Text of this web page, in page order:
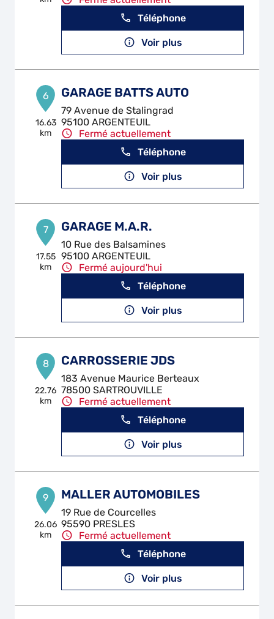
Téléphone
Voir plus
6
16.63
km
GARAGE BATTS AUTO
79 Avenue de Stalingrad
95100 ARGENTEUIL
Fermé actuellement
Téléphone
Voir plus
7
17.55
km
GARAGE M.A.R.
10 Rue des Balsamines
95100 ARGENTEUIL
Fermé aujourd'hui
Téléphone
Voir plus
8
22.76
km
CARROSSERIE JDS
183 Avenue Maurice Berteaux
78500 SARTROUVILLE
Fermé actuellement
Téléphone
Voir plus
9
26.06
km
MALLER AUTOMOBILES
19 Rue de Courcelles
95590 PRESLES
Fermé actuellement
Téléphone
Voir plus